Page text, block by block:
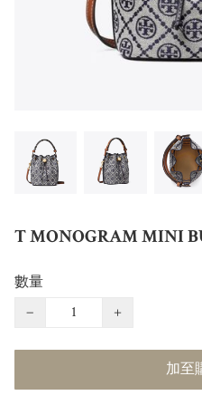
T MONOGRAM MINI
數量
−
+
加至